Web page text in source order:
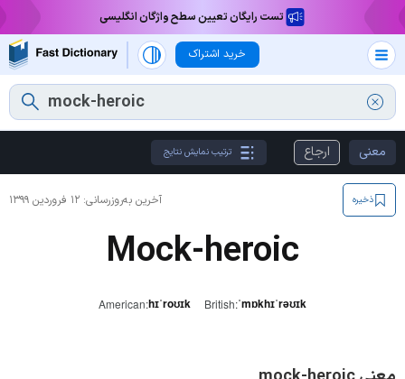
تست رایگان تعیین سطح واژگان انگلیسی
خرید اشتراک
معنی ارجاع ترتیب نمایش نتایج
آخرین به‌روزرسانی: ۱۲ فروردین ۱۳۹۹ ذخیره
Mock-heroic
American:hɪˈroʊɪk British:ˈmɒkhɪˈrəʊɪk